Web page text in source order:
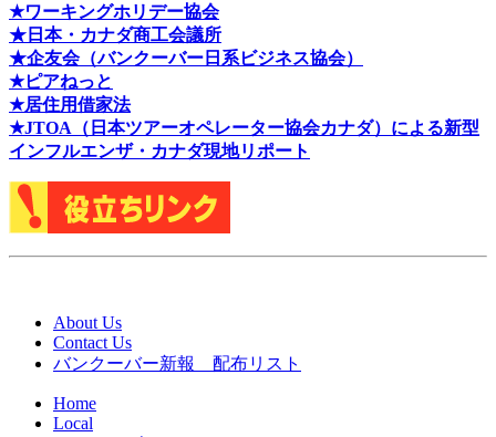
★ワーキングホリデー協会
★日本・カナダ商工会議所
★企友会（バンクーバー日系ビジネス協会）
★ピアねっと
★居住用借家法
★JTOA（日本ツアーオペレーター協会カナダ）による新型
インフルエンザ・カナダ現地リポート
About Us
Contact Us
バンクーバー新報 配布リスト
Home
Local